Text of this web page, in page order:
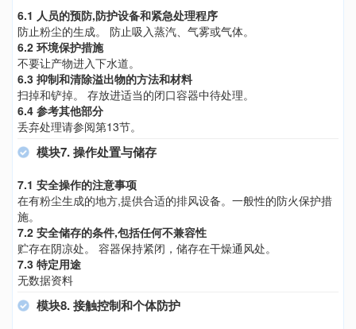
6.1 人员的预防,防护设备和紧急处理程序
防止粉尘的生成。 防止吸入蒸汽、气雾或气体。
6.2 环境保护措施
不要让产物进入下水道。
6.3 抑制和清除溢出物的方法和材料
扫掉和铲掉。 存放进适当的闭口容器中待处理。
6.4 参考其他部分
丢弃处理请参阅第13节。
模块7. 操作处置与储存
7.1 安全操作的注意事项
在有粉尘生成的地方,提供合适的排风设备。一般性的防火保护措
施。
7.2 安全储存的条件,包括任何不兼容性
贮存在阴凉处。 容器保持紧闭，储存在干燥通风处。
7.3 特定用途
无数据资料
模块8. 接触控制和个体防护